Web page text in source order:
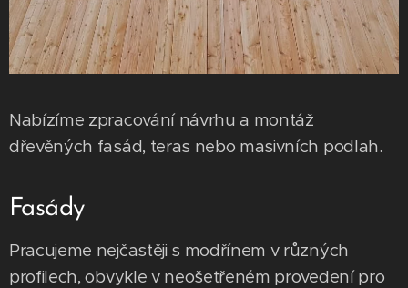
Nabízíme zpracování návrhu a montáž
dřevěných fasád, teras nebo masivních podlah.
Fasády
​Pracujeme nejčastěji s modřínem v různých
profilech, obvykle v neošetřeném provedení pro